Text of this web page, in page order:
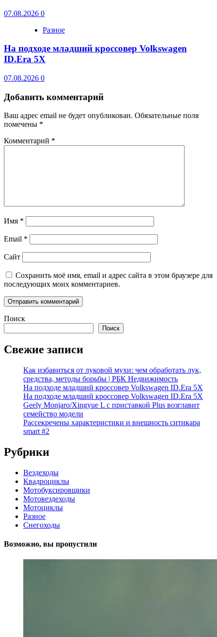
07.08.2026 0
Разное
На подходе младший кроссовер Volkswagen
ID.Era 5X
07.08.2026 0
Добавить комментарий
Ваш адрес email не будет опубликован. Обязательные поля
помечены *
Комментарий *
Имя *
Email *
Сайт
Сохранить моё имя, email и адрес сайта в этом браузере для
последующих моих комментариев.
Поиск
Поиск
Свежие записи
Как избавиться от луковой мухи: чем обработать лук,
средства, методы борьбы | РБК Недвижимость
На подходе младший кроссовер Volkswagen ID.Era 5X
На подходе младший кроссовер Volkswagen ID.Era 5X
Geely Monjaro/Xingyue L с приставкой Plus возглавит
семейство модели
Рассекречены характеристики и внешность ситикара
smart #2
Рубрики
Вездеходы
Квадроциклы
Мотобуксировщики
Мотовездеходы
Мотоциклы
Разное
Снегоходы
Возможно, вы пропустили